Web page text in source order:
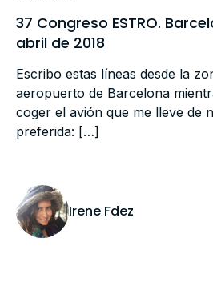
37 Congreso ESTRO.
abril de 2018
Escribo estas líneas desde la
aeropuerto de Barcelona
coger el avión que me lleve de
preferida: […]
Irene Fdez